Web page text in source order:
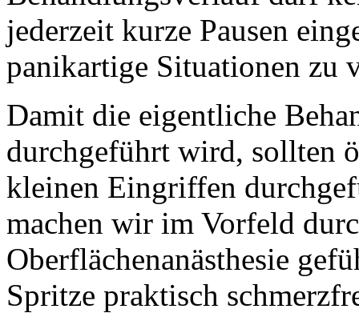
jederzeit kurze Pausen
panikartige Situationen zu
Damit die eigentliche
durchgeführt wird, sollten
kleinen Eingriffen
machen wir im Vorfeld
Oberflächenanästhesie
Spritze praktisch